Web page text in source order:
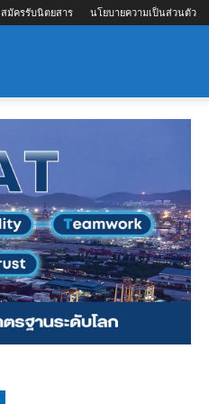
สมัครรับนิตยสาร นโยบายความเป็นส่วนตัว